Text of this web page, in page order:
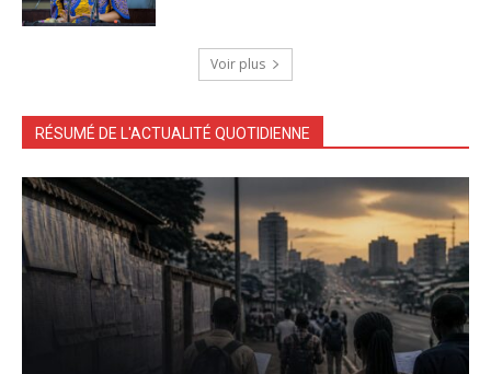
Voir plus
RÉSUMÉ DE L'ACTUALITÉ QUOTIDIENNE